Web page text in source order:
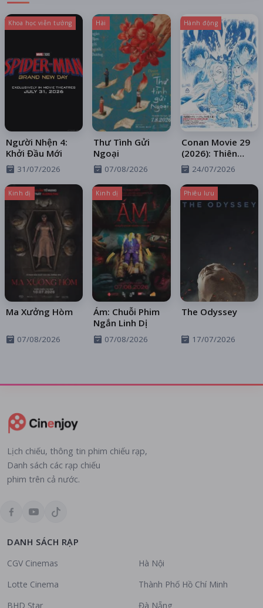
Khoa học viễn tưởng
Người Nhện 4:
Khởi Đầu Mới
31/07/2026
Hài
Thư Tình Gửi
Ngoại
07/08/2026
Hành động
Conan Movie 29
(2026): Thiên
Thần Sa Ngã
Trên Xa Lộ
24/07/2026
Kinh dị
Ma Xưởng Hòm
07/08/2026
Kinh dị
Ám: Chuỗi Phim
Ngắn Linh Dị
07/08/2026
Phiêu lưu
The Odyssey
17/07/2026
Lịch chiếu, thông tin phim chiếu rạp,
Danh sách các rạp chiếu
phim trên cả nước.
DANH SÁCH RẠP
CGV Cinemas
Lotte Cinema
BHD Star
Hà Nội
Thành Phố Hồ Chí Minh
Đà Nẵng